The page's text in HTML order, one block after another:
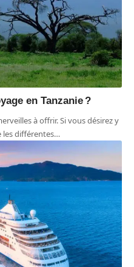
en Tanzanie ?
à offrir. Si vous désirez y
les différentes…